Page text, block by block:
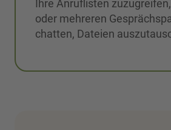
Ihre Anruflisten
oder mehreren
chatten, Dateien